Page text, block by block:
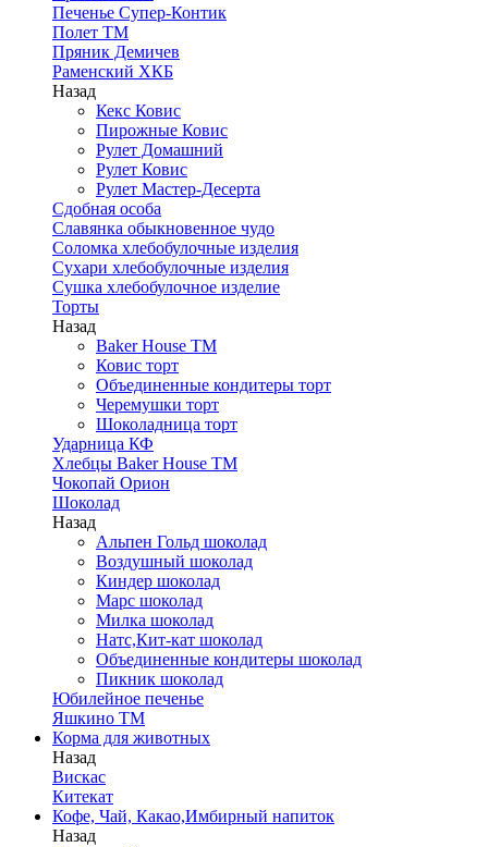
Печенье Супер-Контик
Полет ТМ
Пряник Демичев
Раменский ХКБ
Назад
Кекс Ковис
Пирожные Ковис
Рулет Домашний
Рулет Ковис
Рулет Мастер-Десерта
Сдобная особа
Славянка обыкновенное чудо
Соломка хлебобулочные изделия
Сухари хлебобулочные изделия
Сушка хлебобулочное изделие
Торты
Назад
Baker House ТМ
Ковис торт
Объединенные кондитеры торт
Черемушки торт
Шоколадница торт
Ударница КФ
Хлебцы Baker House ТМ
Чокопай Орион
Шоколад
Назад
Альпен Гольд шоколад
Воздушный шоколад
Киндер шоколад
Марс шоколад
Милка шоколад
Натс,Кит-кат шоколад
Объединенные кондитеры шоколад
Пикник шоколад
Юбилейное печенье
Яшкино ТМ
Корма для животных
Назад
Вискас
Китекат
Кофе, Чай, Какао,Имбирный напиток
Назад